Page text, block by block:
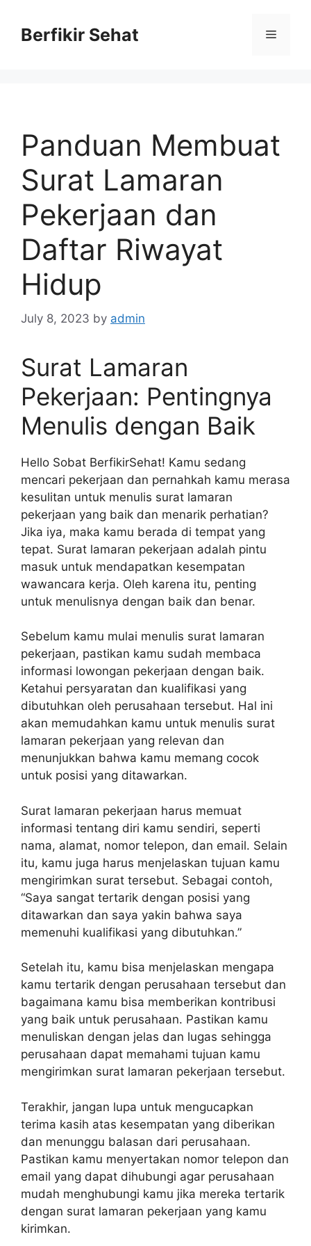
contentBerfikir Sehat Menu
Panduan Membuat
Surat Lamaran
Pekerjaan dan
Daftar Riwayat
Hidup
July 8, 2023 by admin
Surat Lamaran
Pekerjaan: Pentingnya
Menulis dengan Baik
Hello Sobat BerfikirSehat! Kamu sedang
mencari pekerjaan dan pernahkah kamu merasa
kesulitan untuk menulis surat lamaran
pekerjaan yang baik dan menarik perhatian?
Jika iya, maka kamu berada di tempat yang
tepat. Surat lamaran pekerjaan adalah pintu
masuk untuk mendapatkan kesempatan
wawancara kerja. Oleh karena itu, penting
untuk menulisnya dengan baik dan benar.
Sebelum kamu mulai menulis surat lamaran
pekerjaan, pastikan kamu sudah membaca
informasi lowongan pekerjaan dengan baik.
Ketahui persyaratan dan kualifikasi yang
dibutuhkan oleh perusahaan tersebut. Hal ini
akan memudahkan kamu untuk menulis surat
lamaran pekerjaan yang relevan dan
menunjukkan bahwa kamu memang cocok
untuk posisi yang ditawarkan.
Surat lamaran pekerjaan harus memuat
informasi tentang diri kamu sendiri, seperti
nama, alamat, nomor telepon, dan email. Selain
itu, kamu juga harus menjelaskan tujuan kamu
mengirimkan surat tersebut. Sebagai contoh,
“Saya sangat tertarik dengan posisi yang
ditawarkan dan saya yakin bahwa saya
memenuhi kualifikasi yang dibutuhkan.”
Setelah itu, kamu bisa menjelaskan mengapa
kamu tertarik dengan perusahaan tersebut dan
bagaimana kamu bisa memberikan kontribusi
yang baik untuk perusahaan. Pastikan kamu
menuliskan dengan jelas dan lugas sehingga
perusahaan dapat memahami tujuan kamu
mengirimkan surat lamaran pekerjaan tersebut.
Terakhir, jangan lupa untuk mengucapkan
terima kasih atas kesempatan yang diberikan
dan menunggu balasan dari perusahaan.
Pastikan kamu menyertakan nomor telepon dan
email yang dapat dihubungi agar perusahaan
mudah menghubungi kamu jika mereka tertarik
dengan surat lamaran pekerjaan yang kamu
kirimkan.